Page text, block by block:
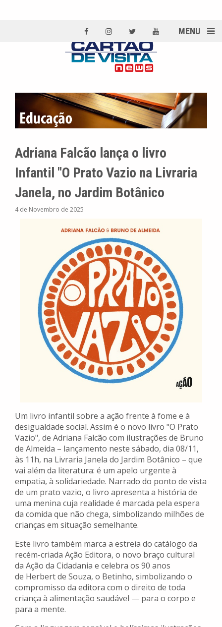
MENU
Adriana Falcão lança o livro
Infantil "O Prato Vazio na Livraria
Janela, no Jardim Botânico
4 de Novembro de 2025
Um livro infantil sobre a ação frente à fome e à
desigualdade social. Assim é o novo livro "O Prato
Vazio", de Adriana Falcão com ilustrações de Bruno
de Almeida – lançamento neste sábado, dia 08/11,
às 11h, na Livraria Janela do Jardim Botânico – que
vai além da literatura: é um apelo urgente à
empatia, à solidariedade. Narrado do ponto de vista
de um prato vazio, o livro apresenta a história de
uma menina cuja realidade é marcada pela espera
da comida que não chega, simbolizando milhões de
crianças em situação semelhante.
Este livro também marca a estreia do catálogo da
recém-criada Ação Editora, o novo braço cultural
da Ação da Cidadania e celebra os 90 anos
de Herbert de Souza, o Betinho, simbolizando o
compromisso da editora com o direito de toda
criança à alimentação saudável — para o corpo e
para a mente.